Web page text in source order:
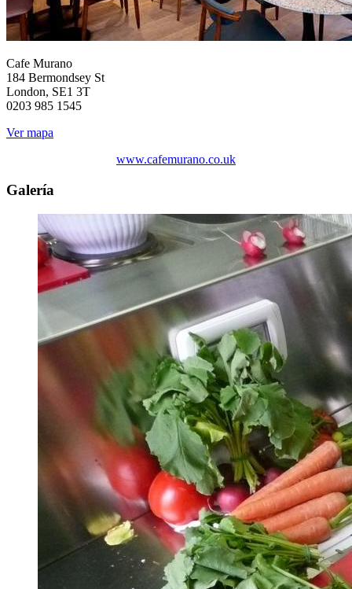
Cafe Murano
184 Bermondsey St
London, SE1 3T
0203 985 1545
Ver mapa
www.cafemurano.co.uk
Galería